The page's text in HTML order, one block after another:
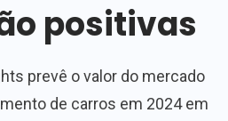
positivas
prevê o valor do mercado
de carros em 2024 em